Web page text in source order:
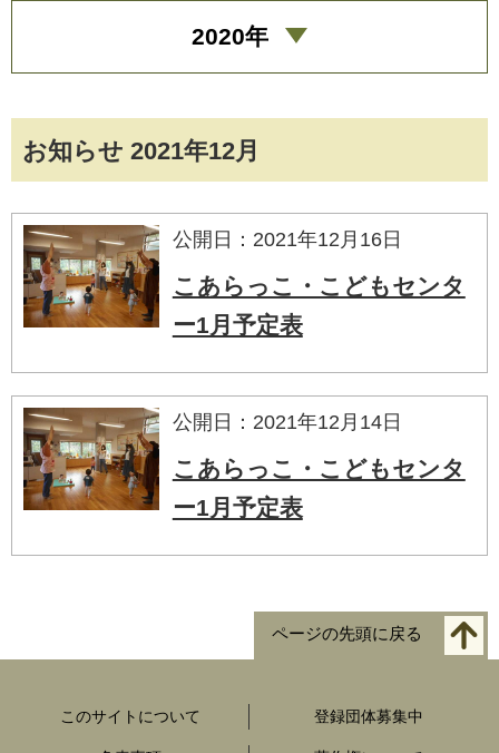
お知らせ 2021年12月
公開日：2021年12月16日
こあらっこ・こどもセンタ
ー1月予定表
公開日：2021年12月14日
こあらっこ・こどもセンタ
ー1月予定表
2020年
ページの先頭に戻る
このサイトについて 登録団体募集中